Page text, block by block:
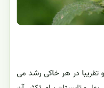
و تقریبا در هر خاکی رشد می